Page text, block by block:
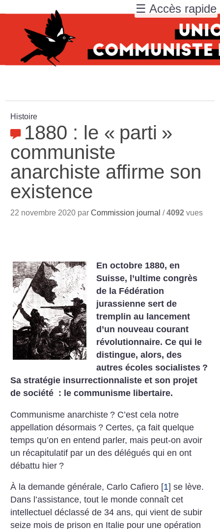
Histoire
1880 : le « parti »
communiste
anarchiste affirme son
existence
22 novembre 2020 parCommission journal /4092 vues
En octobre 1880, en
Suisse, l’ultime congrès
de la Fédération
jurassienne sert de
tremplin au lancement
d’un nouveau courant
révolutionnaire. Ce qui le
distingue, alors, des
autres écoles socialistes ?
Sa stratégie insurrectionnaliste et son projet
de société : le communisme libertaire.
Communisme anarchiste ? C’est cela notre
appellation désormais ? Certes, ça fait quelque
temps qu’on en entend parler, mais peut-on avoir
un récapitulatif par un des délégués qui en ont
débattu hier ?
À la demande générale, Carlo Cafiero [1] se lève.
Dans l’assistance, tout le monde connaît cet
intellectuel déclassé de 34 ans, qui vient de subir
seize mois de prison en Italie pour une opération
☰ Accès rapide